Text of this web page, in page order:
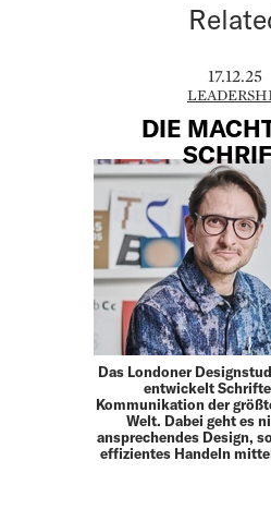
17.12.25
DIE
Das Londoner
entwickelt
Kommunikation der
Welt. Dabei geht es
ansprechendes Design,
effizientes Handeln